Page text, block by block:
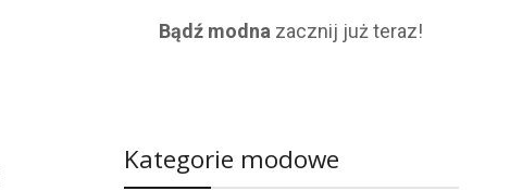
Bądź modna zacznij już teraz!
Kategorie modowe